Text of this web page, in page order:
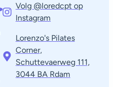
Volg @loredcpt op
Instagram
Lorenzo's Pilates
Corner,
Schuttevaerweg 111,
3044 BA Rdam​